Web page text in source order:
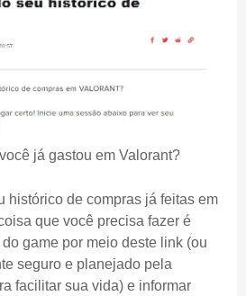
já gastou em Valorant?
histórico de compras já feitas em
que você precisa fazer é
game por meio deste link (ou
seguro e planejado pela
facilitar sua vida) e informar